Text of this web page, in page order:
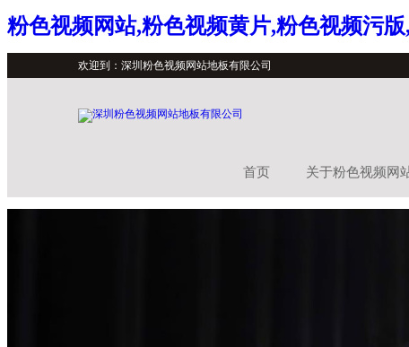
粉色视频网站,粉色视频黄片,粉色视频污
欢迎到：深圳粉色视频网站地板有限公司
首页 关于粉色视频网